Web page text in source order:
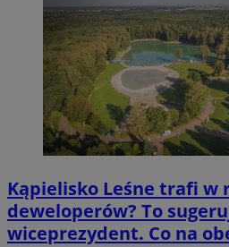
Kąpielisko Leśne trafi w
deweloperów? To
wiceprezydent. Co na